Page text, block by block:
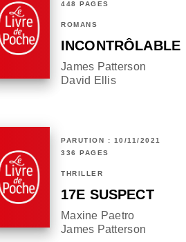
448 PAGES
ROMANS
INCONTRÔLABLE
James Patterson
David Ellis
PARUTION : 10/11/2021
336 PAGES
THRILLER
17E SUSPECT
Maxine Paetro
James Patterson